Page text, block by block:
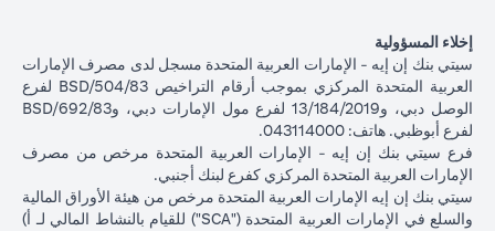
إخلاء المسؤولية
سيتي بنك إن إيه - الإمارات العربية المتحدة مسجل لدى مصرف الإمارات
العربية المتحدة المركزي بموجب أرقام التراخيص BSD/504/83 لفرع
الوصل دبي، و13/184/2019 لفرع مول الإمارات دبي، وBSD/692/83
لفرع أبوظبي. هاتف: 043114000.
فرع سيتي بنك إن إيه - الإمارات العربية المتحدة مرخص من مصرف
الإمارات العربية المتحدة المركزي كفرع لبنك أجنبي.
سيتي بنك إن إيه الإمارات العربية المتحدة مرخص من هيئة الأوراق المالية
والسلع في الإمارات العربية المتحدة ("SCA") للقيام بالنشاط المالي لـ أ)